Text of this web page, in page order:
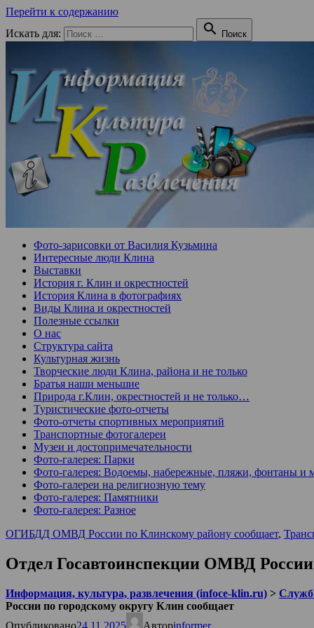
Перейти к содержанию
Искать для:
 Поиск
Фото-зарисовки от Василия Кузьмина
Интересные люди Клина
Выставки
История г. Клин и окрестностей
История Клина в фотографиях
Виды Клина и окрестностей
Полезные ссылки
О нас
Структура сайта
Культурная жизнь
Творческие люди Клина, района и не только
Братья наши меньшие
Природа г.Клин, окрестностей и не только…
Туристические фото-отчеты
Фото-отчеты спортивных мероприятий
Транспортные фотогалереи
Музеи и достопримечательности
Фото-галерея: Парки
Фото-галерея: Водоемы, набережные, пляжи, фонтаны и
Фото-галереи на религиозную тему
Фото-галерея: Памятники
Фото-галерея: Разное
ОГИБДД ОМВД России по Клинскому району сообщает,
Отдел Госавтоинспекции ОМВД
Информация, культура, развлечения (infoce-klin.ru) >
России по городскому округу Клин сообщает
Опубликовано24.11.2025 Авторinformer